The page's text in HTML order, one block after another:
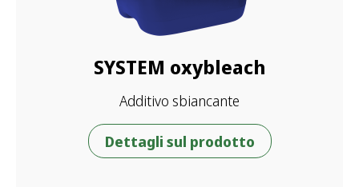
SYSTEM oxybleach
Additivo sbiancante
Dettagli sul prodotto